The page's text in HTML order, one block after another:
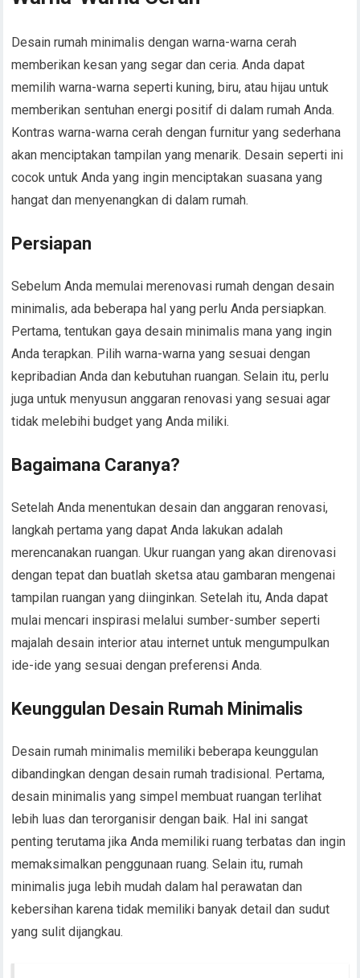
Desain rumah minimalis dengan warna-warna cerah
memberikan kesan yang segar dan ceria. Anda dapat
memilih warna-warna seperti kuning, biru, atau hijau untuk
memberikan sentuhan energi positif di dalam rumah Anda.
Kontras warna-warna cerah dengan furnitur yang sederhana
akan menciptakan tampilan yang menarik. Desain seperti ini
cocok untuk Anda yang ingin menciptakan suasana yang
hangat dan menyenangkan di dalam rumah.
Persiapan
Sebelum Anda memulai merenovasi rumah dengan desain
minimalis, ada beberapa hal yang perlu Anda persiapkan.
Pertama, tentukan gaya desain minimalis mana yang ingin
Anda terapkan. Pilih warna-warna yang sesuai dengan
kepribadian Anda dan kebutuhan ruangan. Selain itu, perlu
juga untuk menyusun anggaran renovasi yang sesuai agar
tidak melebihi budget yang Anda miliki.
Bagaimana Caranya?
Setelah Anda menentukan desain dan anggaran renovasi,
langkah pertama yang dapat Anda lakukan adalah
merencanakan ruangan. Ukur ruangan yang akan direnovasi
dengan tepat dan buatlah sketsa atau gambaran mengenai
tampilan ruangan yang diinginkan. Setelah itu, Anda dapat
mulai mencari inspirasi melalui sumber-sumber seperti
majalah desain interior atau internet untuk mengumpulkan
ide-ide yang sesuai dengan preferensi Anda.
Keunggulan Desain Rumah Minimalis
Desain rumah minimalis memiliki beberapa keunggulan
dibandingkan dengan desain rumah tradisional. Pertama,
desain minimalis yang simpel membuat ruangan terlihat
lebih luas dan terorganisir dengan baik. Hal ini sangat
penting terutama jika Anda memiliki ruang terbatas dan ingin
memaksimalkan penggunaan ruang. Selain itu, rumah
minimalis juga lebih mudah dalam hal perawatan dan
kebersihan karena tidak memiliki banyak detail dan sudut
yang sulit dijangkau.